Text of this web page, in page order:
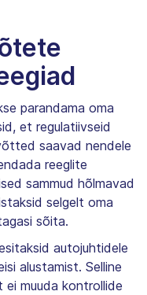
parandama oma
et regulatiivseid
saavad nendele
reeglite
sammud hõlmavad
selgelt oma
sõita.
autojuhtidele
alustamist. Selline
ei muuda kontrollide